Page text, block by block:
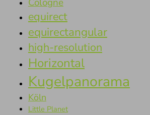
equirect
equirectangular
high-resolution
Horizontal
Kugelpanorama
Köln
Little Planet